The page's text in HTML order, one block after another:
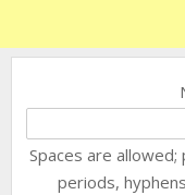
Spaces are
periods,